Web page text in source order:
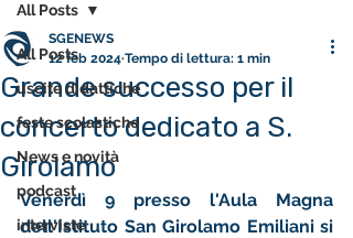
All Posts
uscite didattiche
feste scolastiche
News e novità
podcast
interviste
All Posts
Grande successo per il
concerto dedicato a S.
Girolamo
SGENEWS
12 feb 2024 Tempo di lettura: 1 min
Venerdì 9 presso l'Aula Magna
dell'Istituto San Girolamo Emiliani si